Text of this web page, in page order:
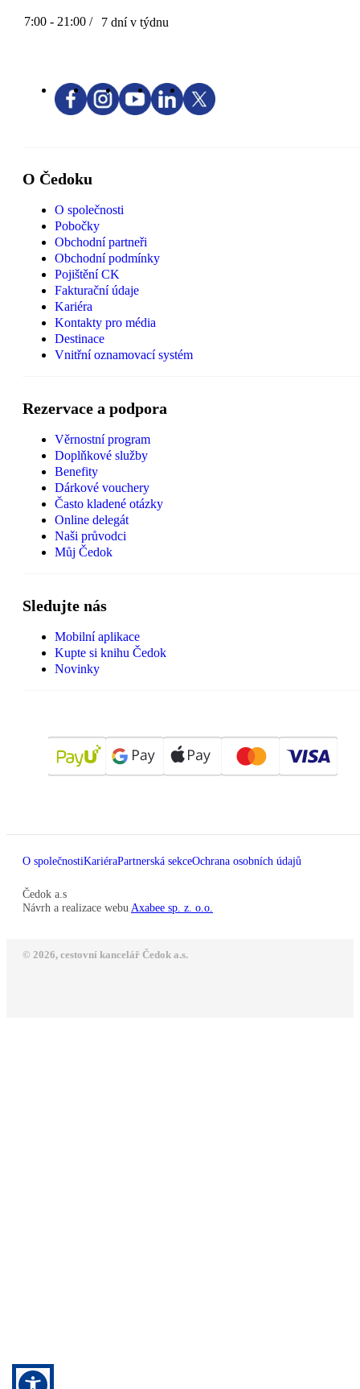
7:00 - 21:00 / 7 dní v týdnu
O Čedoku
O společnosti
Pobočky
Obchodní partneři
Obchodní podmínky
Pojištění CK
Fakturační údaje
Kariéra
Kontakty pro média
Destinace
Vnitřní oznamovací systém
Rezervace a podpora
Věrnostní program
Doplňkové služby
Benefity
Dárkové vouchery
Často kladené otázky
Online delegát
Naši průvodci
Můj Čedok
Sledujte nás
Mobilní aplikace
Kupte si knihu Čedok
Novinky
O společnostiKariéraPartnerská sekceOchrana osobních údajů
Čedok a.s
Návrh a realizace webu Axabee sp. z. o.o.
© 2026, cestovní kancelář Čedok a.s.